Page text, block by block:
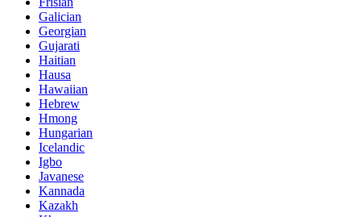
Galician
Georgian
Gujarati
Haitian
Hausa
Hawaiian
Hebrew
Hmong
Hungarian
Icelandic
Igbo
Javanese
Kannada
Kazakh